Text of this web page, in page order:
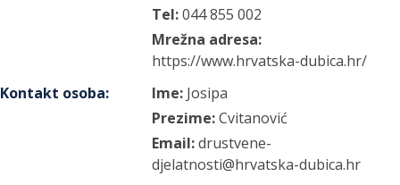
Tel:044 855 002
Mrežna adresa:
https://www.hrvatska-dubica.hr/
Kontakt osoba: Ime: Josipa
Prezime:Cvitanović
Email:drustvene-
djelatnosti@hrvatska-dubica.hr